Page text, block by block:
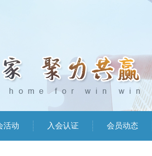
活动 入会认证 会员动态